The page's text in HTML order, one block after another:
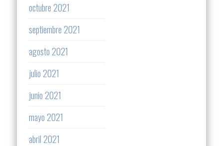
octubre 2021
septiembre 2021
agosto 2021
julio 2021
junio 2021
mayo 2021
abril 2021